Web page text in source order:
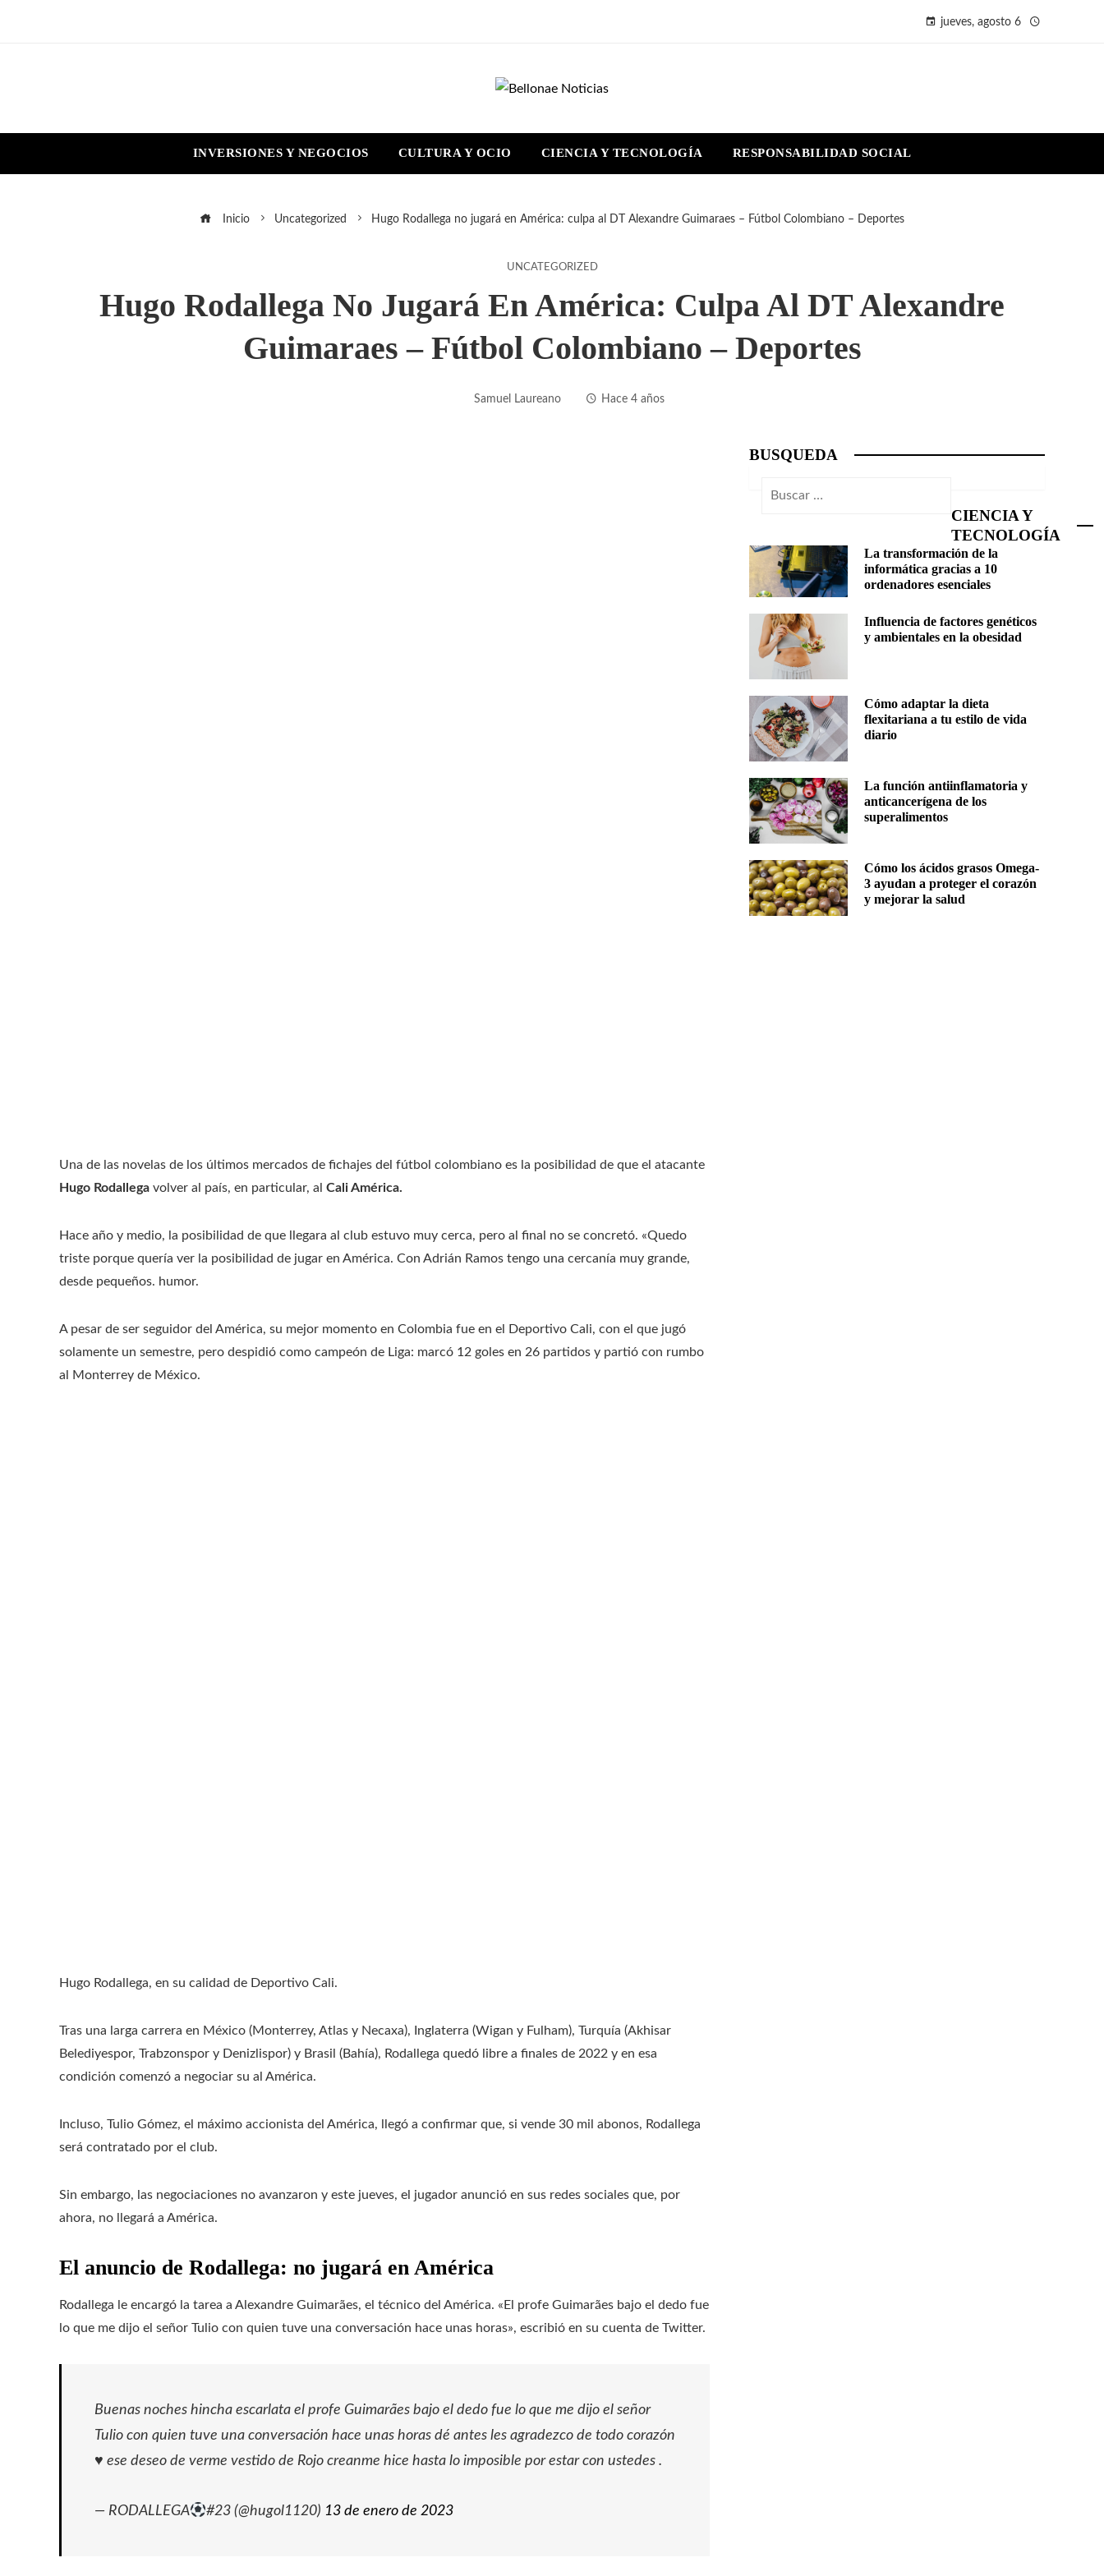
jueves, agosto 6
INVERSIONES Y NEGOCIOS CULTURA Y OCIO CIENCIA Y TECNOLOGÍA RESPONSABILIDAD SOCIAL
Inicio Uncategorized Hugo Rodallega no jugará en América: culpa al DT Alexandre Guimaraes – Fútbol Colombiano – Deportes
UNCATEGORIZED
Hugo Rodallega No Jugará En América: Culpa Al DT Alexandre
Guimaraes – Fútbol Colombiano – Deportes
Samuel Laureano Hace 4 años
Una de las novelas de los últimos mercados de fichajes del fútbol colombiano es la posibilidad de que el atacante
Hugo Rodallega volver al país, en particular, al Cali América.
Hace año y medio, la posibilidad de que llegara al club estuvo muy cerca, pero al final no se concretó. «Quedo
triste porque quería ver la posibilidad de jugar en América. Con Adrián Ramos tengo una cercanía muy grande,
desde pequeños. humor.
A pesar de ser seguidor del América, su mejor momento en Colombia fue en el Deportivo Cali, con el que jugó
solamente un semestre, pero despidió como campeón de Liga: marcó 12 goles en 26 partidos y partió con rumbo
al Monterrey de México.
Hugo Rodallega, en su calidad de Deportivo Cali.
Tras una larga carrera en México (Monterrey, Atlas y Necaxa), Inglaterra (Wigan y Fulham), Turquía (Akhisar
Belediyespor, Trabzonspor y Denizlispor) y Brasil (Bahía), Rodallega quedó libre a finales de 2022 y en esa
condición comenzó a negociar su al América.
Incluso, Tulio Gómez, el máximo accionista del América, llegó a confirmar que, si vende 30 mil abonos, Rodallega
será contratado por el club.
Sin embargo, las negociaciones no avanzaron y este jueves, el jugador anunció en sus redes sociales que, por
ahora, no llegará a América.
El anuncio de Rodallega: no jugará en América
Rodallega le encargó la tarea a Alexandre Guimarães, el técnico del América. «El profe Guimarães bajo el dedo fue
lo que me dijo el señor Tulio con quien tuve una conversación hace unas horas», escribió en su cuenta de Twitter.
Buenas noches hincha escarlata el profe Guimarães bajo el dedo fue lo que me dijo el señor
Tulio con quien tuve una conversación hace unas horas dé antes les agradezco de todo corazón
♥️ ese deseo de verme vestido de Rojo creanme hice hasta lo imposible por estar con ustedes .
— RODALLEGA #23 (@hugol1120) 13 de enero de 2023
BUSQUEDA
Buscar:
CIENCIA Y
TECNOLOGÍA
La transformación de la
informática gracias a 10
ordenadores esenciales
Influencia de factores genéticos
y ambientales en la obesidad
Cómo adaptar la dieta
flexitariana a tu estilo de vida
diario
La función antiinflamatoria y
anticancerígena de los
superalimentos
Cómo los ácidos grasos Omega-
3 ayudan a proteger el corazón
y mejorar la salud